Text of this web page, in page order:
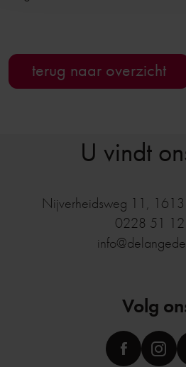
terug naar overzicht
U vindt
Nijverheidsweg 11 ,
0228 51
Volg